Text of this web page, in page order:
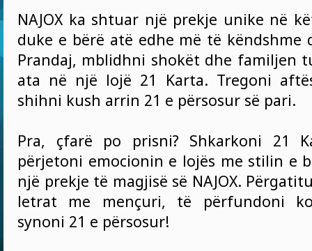
NAJOX ka shtuar një prekje unike në
duke e bërë atë edhe më të këndshme
Prandaj, mblidhni shokët dhe familjen
ata në një lojë 21 Karta. Tregoni
shihni kush arrin 21 e përsosur së pari.
Pra, çfarë po prisni? Shkarkoni 21
përjetoni emocionin e lojës me stilin e
një prekje të magjisë së NAJOX.
letrat me mençuri, të përfundoni
synoni 21 e përsosur!